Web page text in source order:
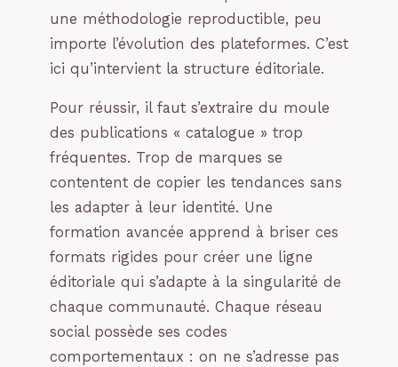
une méthodologie reproductible, peu
importe l’évolution des plateformes. C’est
ici qu’intervient la structure éditoriale.
Pour réussir, il faut s’extraire du moule
des publications « catalogue » trop
fréquentes. Trop de marques se
contentent de copier les tendances sans
les adapter à leur identité. Une
formation avancée apprend à briser ces
formats rigides pour créer une ligne
éditoriale qui s’adapte à la singularité de
chaque communauté. Chaque réseau
social possède ses codes
comportementaux : on ne s’adresse pas